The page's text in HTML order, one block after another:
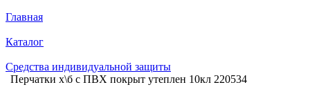
Главная
Каталог
Средства индивидуальной защиты
Перчатки х\б с ПВХ покрыт утеплен 10кл 220534